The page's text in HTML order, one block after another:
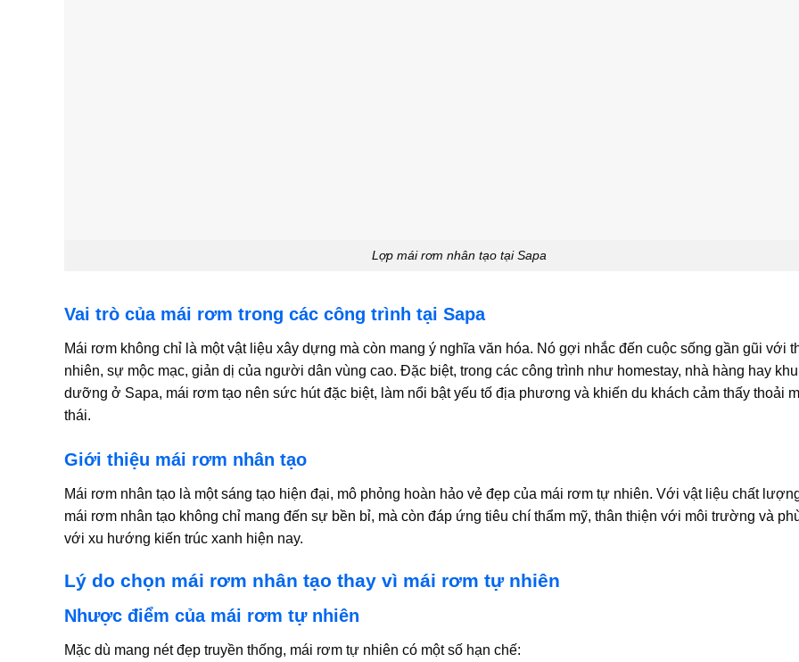
Lợp mái rơm nhân tạo tại Sapa
Vai trò của mái rơm trong các công trình tại Sapa
Mái rơm không chỉ là một vật liệu xây dựng mà còn mang ý nghĩa văn hóa. Nó gợi nhắc đến cuộc sống gần gũi với
nhiên, sự mộc mạc, giản dị của người dân vùng cao. Đặc biệt, trong các công trình như homestay, nhà hàng hay
dưỡng ở Sapa, mái rơm tạo nên sức hút đặc biệt, làm nổi bật yếu tố địa phương và khiến du khách cảm thấy thoải
thái.
Giới thiệu mái rơm nhân tạo
Mái rơm nhân tạo là một sáng tạo hiện đại, mô phỏng hoàn hảo vẻ đẹp của mái rơm tự nhiên. Với vật liệu chất
mái rơm nhân tạo không chỉ mang đến sự bền bỉ, mà còn đáp ứng tiêu chí thẩm mỹ, thân thiện với môi trường và
với xu hướng kiến trúc xanh hiện nay.
Lý do chọn mái rơm nhân tạo thay vì mái rơm tự nhiên
Nhược điểm của mái rơm tự nhiên
Mặc dù mang nét đẹp truyền thống, mái rơm tự nhiên có một số hạn chế: